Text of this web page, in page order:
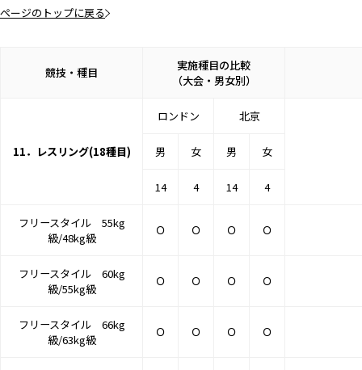
ページのトップに戻る
競技・種目
実施種目の比較
（大会・男女別）
11．レスリング(18種目)
ロンドン 北京
男 女 男 女
14 4 14 4
フリースタイル 55kg
級/48kg級
Ｏ Ｏ Ｏ Ｏ
フリースタイル 60kg
級/55kg級
Ｏ Ｏ Ｏ Ｏ
フリースタイル 66kg
級/63kg級
Ｏ Ｏ Ｏ Ｏ